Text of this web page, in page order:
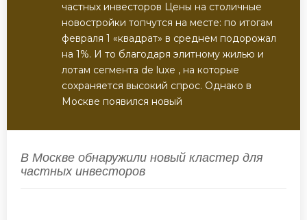
частных инвесторов Цены на столичные
новостройки топчутся на месте: по итогам
февраля 1 «квадрат» в среднем подорожал
на 1%. И то благодаря элитному жилью и
лотам сегмента de luxe , на которые
сохраняется высокий спрос. Однако в
Москве появился новый
В Москве обнаружили новый кластер для
частных инвесторов